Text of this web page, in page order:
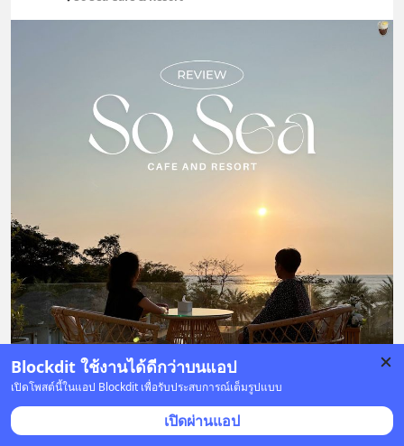
Blockdit ใช้งานได้ดีกว่าบนแอป
เปิดโพสต์นี้ในแอป Blockdit เพื่อรับประสบการณ์เต็มรูปแบบ
เปิดผ่านแอป